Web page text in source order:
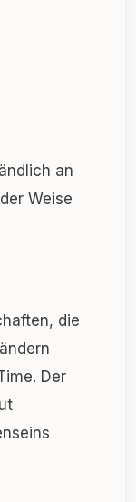
an
Weise
die
Der